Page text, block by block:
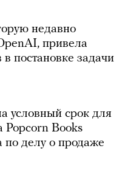
недавно
привела
постановке задачи
условный срок для
Popcorn Books
делу о продаже